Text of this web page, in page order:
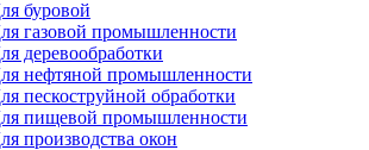
буровой
газовой промышленности
деревообработки
нефтяной промышленности
пескоструйной обработки
пищевой промышленности
производства окон